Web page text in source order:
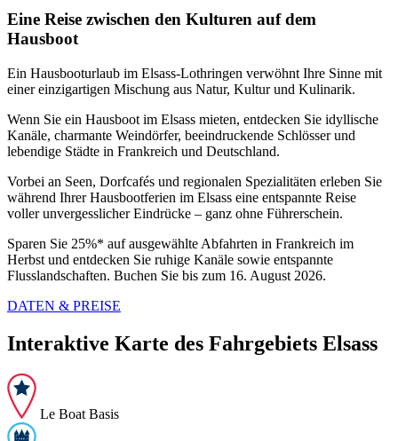
Eine Reise zwischen den Kulturen auf dem
Hausboot
Ein Hausbooturlaub im Elsass-Lothringen verwöhnt Ihre Sinne mit
einer einzigartigen Mischung aus Natur, Kultur und Kulinarik.
Wenn Sie ein Hausboot im Elsass mieten, entdecken Sie idyllische
Kanäle, charmante Weindörfer, beeindruckende Schlösser und
lebendige Städte in Frankreich und Deutschland.
Vorbei an Seen, Dorfcafés und regionalen Spezialitäten erleben Sie
während Ihrer Hausbootferien im Elsass eine entspannte Reise
voller unvergesslicher Eindrücke – ganz ohne Führerschein.
Sparen Sie 25%* auf ausgewählte Abfahrten in Frankreich im
Herbst und entdecken Sie ruhige Kanäle sowie entspannte
Flusslandschaften. Buchen Sie bis zum 16. August 2026.
DATEN & PREISE
Interaktive Karte des Fahrgebiets Elsass
Le Boat Basis